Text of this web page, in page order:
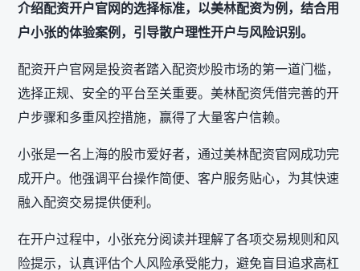
介绍配资开户官网的选择标准，以美林配资为例，结合用
户小张的体验案例，引导散户理性开户与风险识别。
配资开户官网是投资者踏入配资炒股市场的第一道门槛，
选择正规、安全的平台至关重要。美林配资凭借完善的开
户步骤和多重风控措施，赢得了大量客户信赖。
小张是一名上海的股市爱好者，通过美林配资官网成功完
成开户。他强调平台操作简便、客户服务贴心，为其快速
融入配资交易提供便利。
在开户过程中，小张充分阅读并理解了各项交易规则和风
险提示，认真评估个人风险承受能力，避免盲目追求高杠